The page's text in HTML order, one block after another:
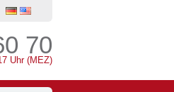
70
Uhr (MEZ)